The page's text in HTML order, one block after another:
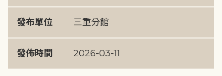
發布單位 三重分館
發佈時間 2026-03-11